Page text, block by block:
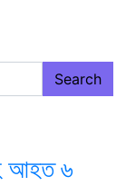
Search
আহত ৬